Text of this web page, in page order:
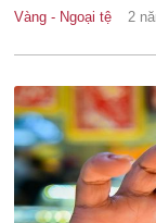
Vàng - Ngoại tệ 2